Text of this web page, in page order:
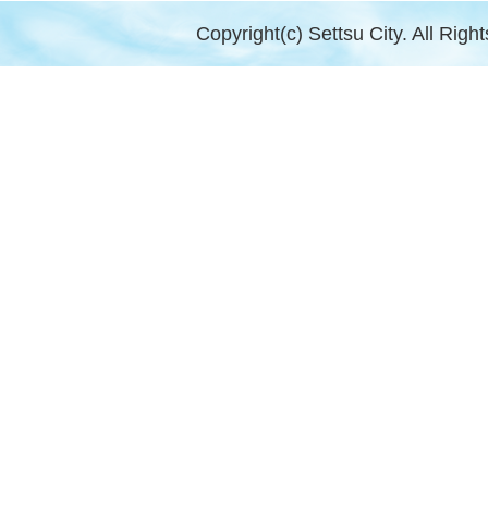
Copyright(c) Settsu City. All